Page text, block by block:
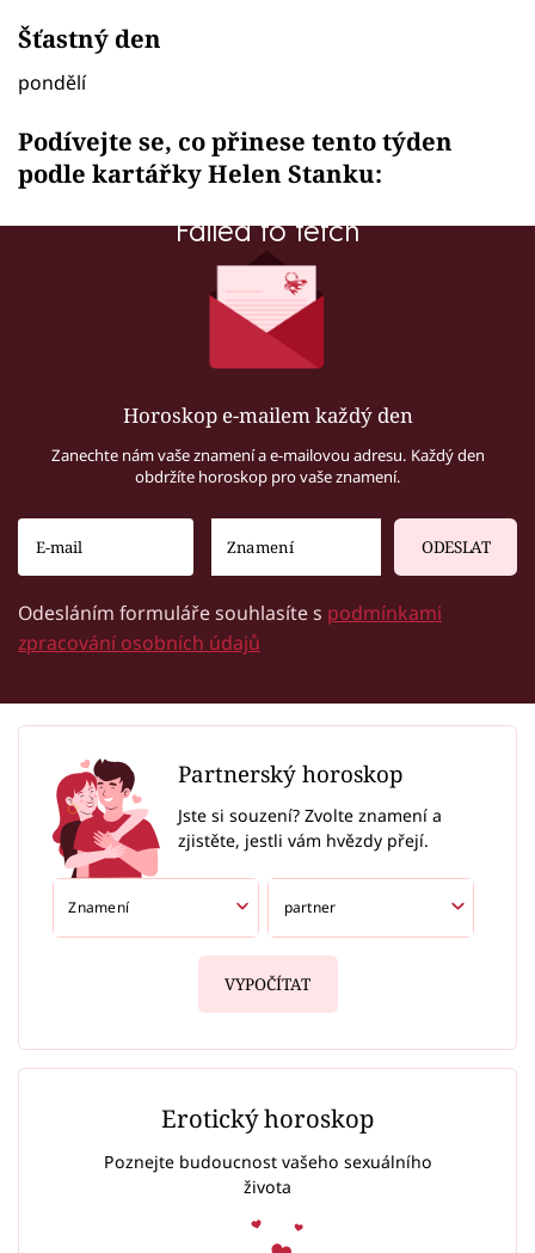
Šťastný den
pondělí
Podívejte se, co přinese tento týden
podle kartářky Helen Stanku:
Failed to fetch
Horoskop e-mailem každý den
Zanechte nám vaše znamení a e-mailovou adresu. Každý den
obdržíte horoskop pro vaše znamení.
ODESLAT
Odesláním formuláře souhlasíte s podmínkami
zpracování osobních údajů
Partnerský horoskop
Jste si souzení? Zvolte znamení a
zjistěte, jestli vám hvězdy přejí.
VYPOČÍTAT
Erotický horoskop
Poznejte budoucnost vašeho sexuálního
života